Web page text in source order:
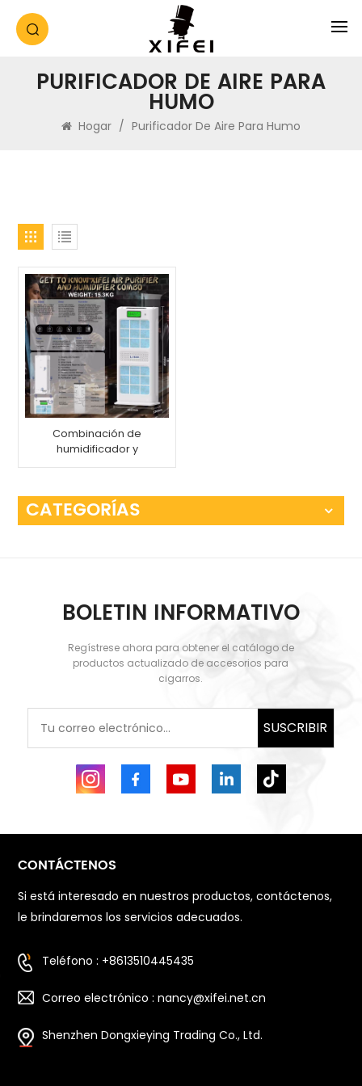
PURIFICADOR DE AIRE PARA
HUMO
Hogar / Purificador De Aire Para Humo
Combinación de
humidificador y
purificador de aire
CATEGORÍAS
BOLETIN INFORMATIVO
Regístrese ahora para obtener el catálogo de
productos actualizado de accesorios para
cigarros.
SUSCRIBIR
CONTÁCTENOS
Si está interesado en nuestros productos, contáctenos,
le brindaremos los servicios adecuados.
Teléfono : +8613510445435
Correo electrónico : nancy@xifei.net.cn
Shenzhen Dongxieying Trading Co., Ltd.